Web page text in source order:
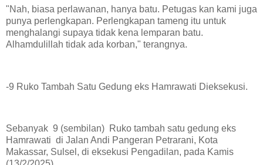
"Nah, biasa perlawanan, hanya batu. Petugas kan kami juga
punya perlengkapan. Perlengkapan tameng itu untuk
menghalangi supaya tidak kena lemparan batu.
Alhamdulillah tidak ada korban," terangnya.
-9 Ruko Tambah Satu Gedung eks Hamrawati Dieksekusi.
Sebanyak 9 (sembilan) Ruko tambah satu gedung eks
Hamrawati di Jalan Andi Pangeran Petrarani, Kota
Makassar, Sulsel, di eksekusi Pengadilan, pada Kamis